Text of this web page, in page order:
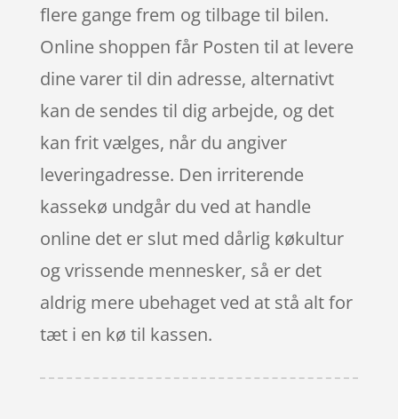
flere gange frem og tilbage til bilen.
Online shoppen får Posten til at levere
dine varer til din adresse, alternativt
kan de sendes til dig arbejde, og det
kan frit vælges, når du angiver
leveringadresse. Den irriterende
kassekø undgår du ved at handle
online det er slut med dårlig køkultur
og vrissende mennesker, så er det
aldrig mere ubehaget ved at stå alt for
tæt i en kø til kassen.